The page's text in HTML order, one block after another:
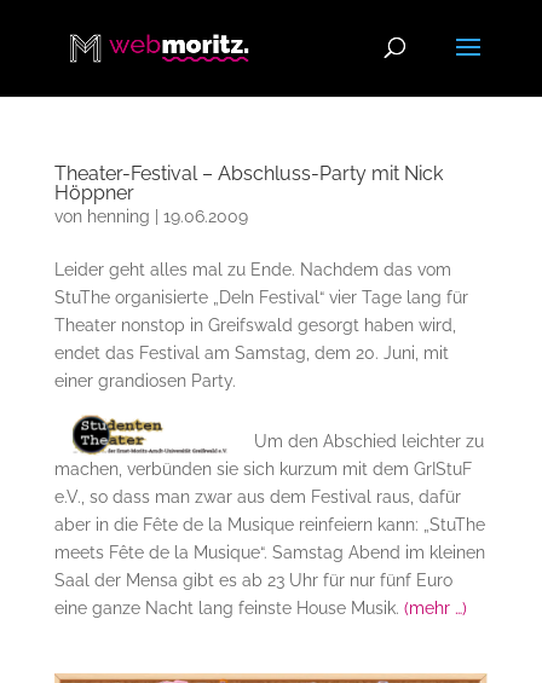
Theater-Festival – Abschluss-Party mit Nick
Höppner
von henning 19.06.2009
Leider geht alles mal zu Ende. Nachdem das vom
StuThe organisierte „DeIn Festival“ vier Tage lang für
Theater nonstop in Greifswald gesorgt haben wird,
endet das Festival am Samstag, dem 20. Juni, mit
einer grandiosen Party.
Um den Abschied leichter zu
machen, verbünden sie sich kurzum mit dem GrIStuF
e.V., so dass man zwar aus dem Festival raus, dafür
aber in die Fête de la Musique reinfeiern kann: „StuThe
meets Fête de la Musique“. Samstag Abend im kleinen
Saal der Mensa gibt es ab 23 Uhr für nur fünf Euro
eine ganze Nacht lang feinste House Musik. (mehr …)